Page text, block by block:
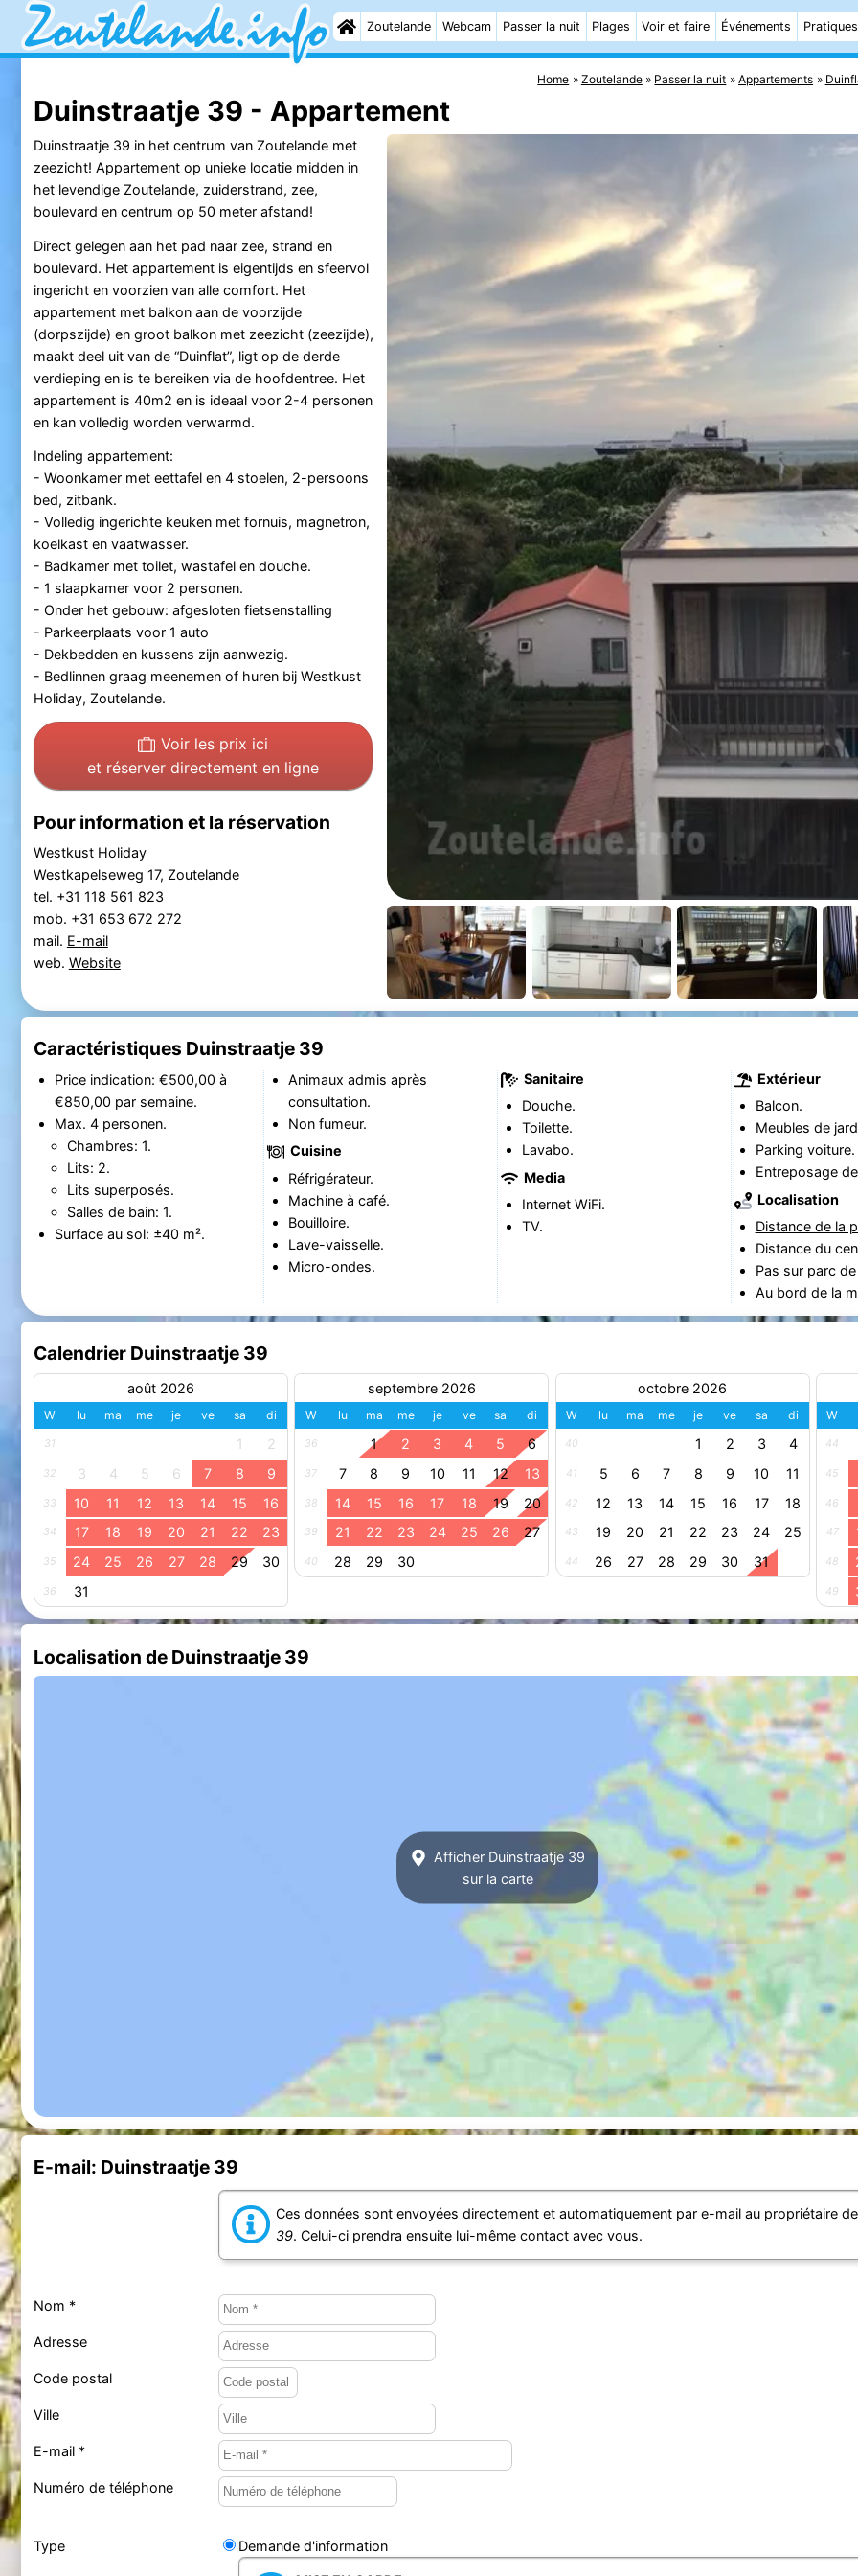
Zoutelande Webcam Passer la nuit Plages Voir et faire Événements Pratiques
Home Zoutelande Passer la nuit Appartements
Duinstraatje 39 - Appartement
Duinstraatje 39 in het centrum van Zoutelande met
zeezicht! Appartement op unieke locatie midden in
het levendige Zoutelande, zuiderstrand, zee,
boulevard en centrum op 50 meter afstand!
Direct gelegen aan het pad naar zee, strand en
boulevard. Het appartement is eigentijds en sfeervol
ingericht en voorzien van alle comfort. Het
appartement met balkon aan de voorzijde
(dorpszijde) en groot balkon met zeezicht (zeezijde),
maakt deel uit van de “Duinflat”, ligt op de derde
verdieping en is te bereiken via de hoofdentree. Het
appartement is 40m2 en is ideaal voor 2-4 personen
en kan volledig worden verwarmd.
Indeling appartement:
- Woonkamer met eettafel en 4 stoelen, 2-persoons
bed, zitbank.
- Volledig ingerichte keuken met fornuis, magnetron,
koelkast en vaatwasser.
- Badkamer met toilet, wastafel en douche.
- 1 slaapkamer voor 2 personen.
- Onder het gebouw: afgesloten fietsenstalling
- Parkeerplaats voor 1 auto
- Dekbedden en kussens zijn aanwezig.
- Bedlinnen graag meenemen of huren bij Westkust
Holiday, Zoutelande.
Voir les prix ici
et réserver directement en ligne
Pour information et la réservation
Westkust Holiday
Westkapelseweg 17, Zoutelande
tel. +31 118 561 823
mob. +31 653 672 272
mail. E-mail
web. Website
Caractéristiques Duinstraatje 39
Price indication: €500,00 à
€850,00 par semaine.
Max. 4 personen.
Chambres: 1.
Lits: 2.
Lits superposés.
Salles de bain: 1.
Surface au sol: ±40 m².
Animaux admis après
consultation.
Non fumeur.
Cuisine
Réfrigérateur.
Machine à café.
Bouilloire.
Lave-vaisselle.
Micro-ondes.
Sanitaire
Douche.
Toilette.
Lavabo.
Media
Internet WiFi.
TV.
Extérieur
Balcon.
Meubles de
Parking voiture.
Entreposage
Localisation
Distance de la
Distance du
Pas sur parc
Au bord de la
Calendrier Duinstraatje 39
août 2026
W lu ma me je ve sa di
31 1 2
32 3 4 5 6 7 8 9
33 10 11 12 13 14 15 16
34 17 18 19 20 21 22 23
35 24 25 26 27 28 29 30
36 31
septembre 2026
W lu ma me je ve sa di
36 1 2 3 4 5 6
37 7 8 9 10 11 12 13
38 14 15 16 17 18 19 20
39 21 22 23 24 25 26 27
40 28 29 30
octobre 2026
W lu ma me je ve sa di
40 1 2 3 4
41 5 6 7 8 9 10 11
42 12 13 14 15 16 17 18
43 19 20 21 22 23 24 25
44 26 27 28 29 30 31
W
44
45
46
47
48
49
Localisation de Duinstraatje 39
Afficher Duinstraatje 39
sur la carte
E-mail: Duinstraatje 39
Ces données sont envoyées directement et automatiquement par e-mail au propriétaire de
39. Celui-ci prendra ensuite lui-même contact avec vous.
Nom *
Adresse
Code postal
Ville
E-mail *
Numéro de téléphone
Type Demande d'information